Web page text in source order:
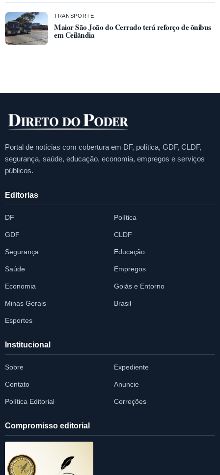
TRANSPORTE
Maior São João do Cerrado terá reforço de ônibus
em Ceilândia
Portal de notícias com cobertura em DF, política, GDF, CLDF,
segurança, saúde, educação, economia, empregos e serviços
públicos.
Editorias
DF Política
GDF CLDF
Segurança Educação
Saúde Empregos
Economia Goiás e Entorno
Minas Gerais Brasil
Esportes
Institucional
Sobre Expediente
Contato Anuncie
Política Editorial Correções
Compromisso editorial